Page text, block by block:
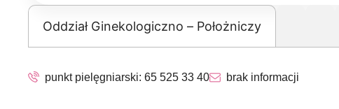
Oddział Ginekologiczno – Położniczy
punkt pielęgniarski: 65 525 33 40 brak informacji